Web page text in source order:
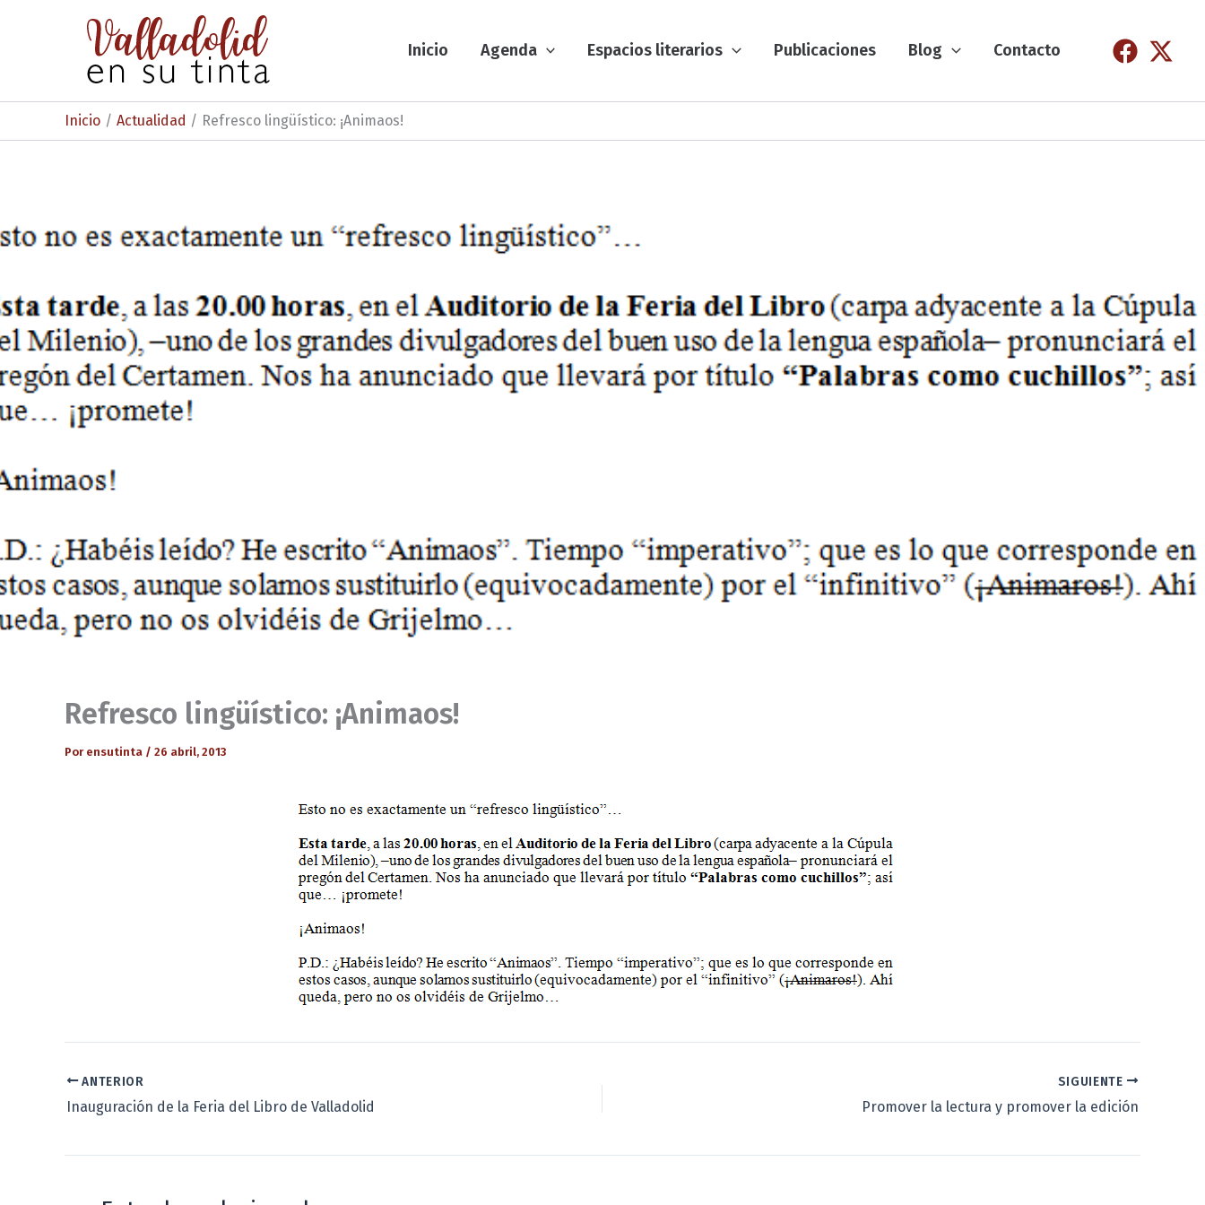
Inicio Agenda Espacios literarios Publicaciones Blog Contacto
Inicio Actualidad Refresco lingüístico: ¡Animaos!
Refresco lingüístico: ¡Animaos!
Por ensutinta / 26 abril, 2013
ANTERIOR
Inauguración de la Feria del Libro de Valladolid
SIGUIENTE
Promover la lectura y promover la edición